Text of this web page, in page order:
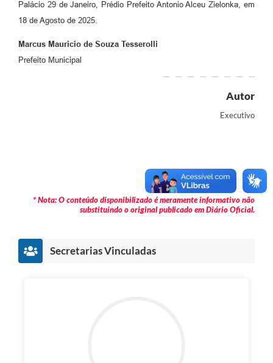
Palácio 29 de Janeiro, Prédio Prefeito Antonio Alceu Zielonka, em
18 de Agosto de 2025.
Marcus Mauricio de Souza Tesserolli
Prefeito Municipal
Autor
Executivo
* Nota: O conteúdo disponibilizado é meramente informativo não
substituindo o original publicado em Diário Oficial.
Secretarias Vinculadas